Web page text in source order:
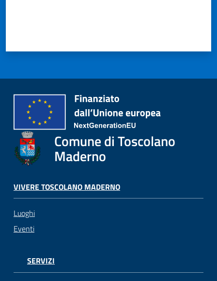
Comune di Toscolano
Maderno
VIVERE TOSCOLANO MADERNO
Luoghi
Eventi
SERVIZI